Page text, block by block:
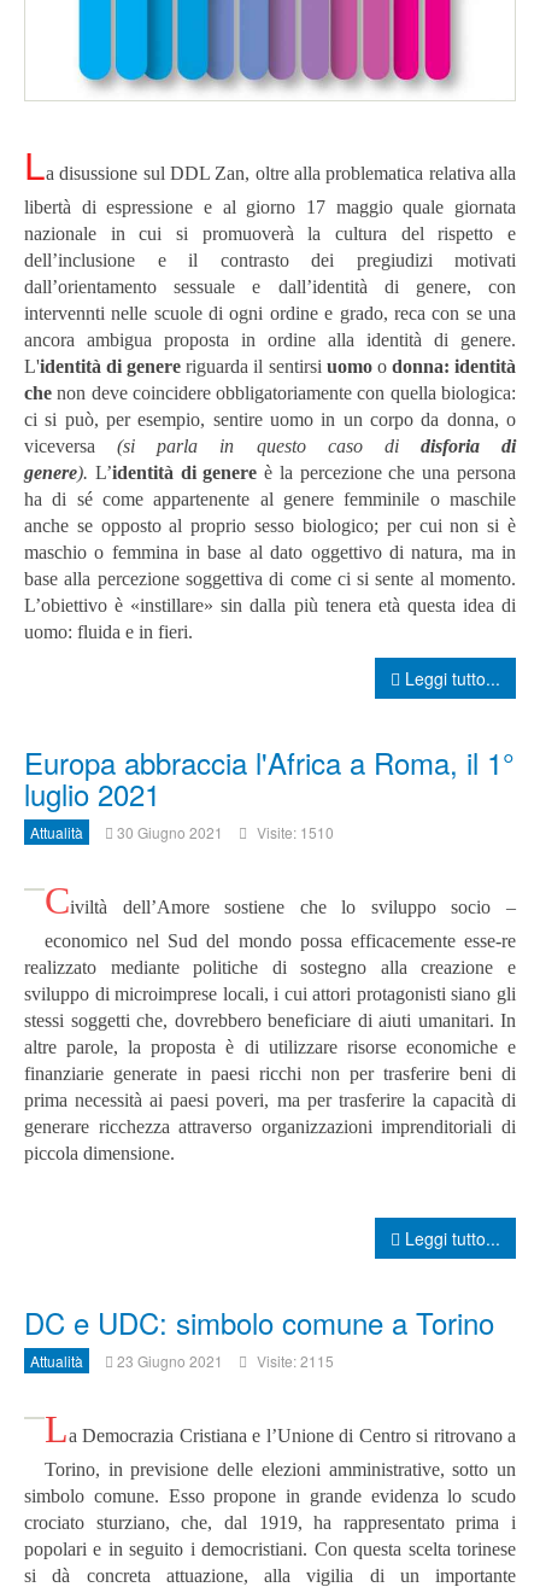
La disussione sul DDL Zan, oltre alla problematica relativa alla
libertà di espressione e al giorno 17 maggio quale giornata
nazionale in cui si promuoverà la cultura del rispetto e
dell’inclusione e il contra­sto dei pregiudizi motivati
dall’orientamento sessuale e dall’identità di genere, con
intervennti nelle scuole di ogni ordine e grado, reca con se una
ancora ambigua proposta in ordine alla identità di genere.
L'identità di genere riguarda il sentirsi uomoo donna: identità
che non deve coincidere obbligatoriamente con quella biologica:
ci si può, per esempio, sentire uomo in un corpo da donna, o
viceversa(si parla in questo caso di disforia di
genere). L’identità di genere è la percezione che una persona
ha di sé come appartenente al genere femminile o maschile
anche se opposto al proprio sesso biologico; per cui non si è
maschio o femmina in base al dato oggettivo di natura, ma in
base alla percezione soggettiva di come ci si sente al momento.
L’obiettivo è «instillare» sin dalla più tenera età questa idea di
uomo: fluida e in fieri.
Leggi tutto...
Europa abbraccia l'Africa a Roma, il 1°
luglio 2021
Attualità 30 Giugno 2021 Visite: 1510
Civiltà dell’Amore sostiene che lo sviluppo socio –
economico nel Sud del mondo possa efficacemente esse-re
realizzato mediante politiche di sostegno alla creazione e
sviluppo di microimprese locali, i cui attori protagonisti siano gli
stessi soggetti che, dovrebbero beneficiare di aiuti umanitari. In
altre parole, la proposta è di utilizzare risorse economiche e
finanziarie generate in paesi ricchi non per trasferire beni di
prima necessità ai paesi poveri, ma per trasferire la capacità di
generare ricchezza attraverso organizzazioni imprenditoriali di
piccola dimensione.
Leggi tutto...
DC e UDC: simbolo comune a Torino
Attualità 23 Giugno 2021 Visite: 2115
La Democrazia Cristiana e l’Unione di Centro si ritrovano a
Torino, in previsione delle elezioni amministrative, sotto un
simbolo comune. Esso propone in grande evidenza lo scudo
crociato sturziano, che, dal 1919, ha rappresentato prima i
popolari e in seguito i democristiani. Con questa scelta torinese
si dà concreta attuazione, alla vigilia di un importante